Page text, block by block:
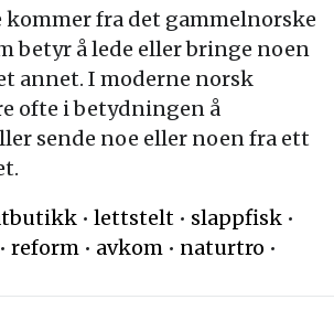
kommer fra det gammelnorske
betyr å lede eller bringe noen
annet. I moderne norsk
ofte i betydningen å
sende noe eller noen fra ett
• lettstelt • slappfisk •
• reform • avkom • naturtro •